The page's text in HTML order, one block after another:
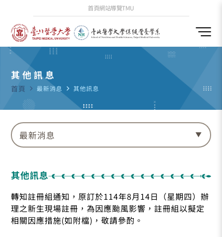
首頁網站導覽TMU
其他訊息
首頁 navigate_next 最新消息 navigate_next 其他訊息
最新消息
其他訊息
轉知註冊組通知，原訂於114年8月14日（星期四）辦
理之新生現場註冊，為因應颱風影響，註冊組以擬定
相關因應措施(如附檔)，敬請參酌。